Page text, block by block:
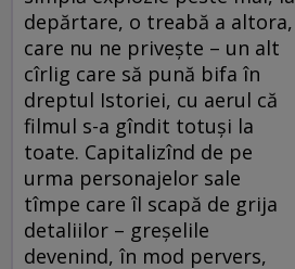
depărtare, o treabă a altora,
care nu ne privește – un alt
cîrlig care să pună bifa în
dreptul Istoriei, cu aerul că
filmul s-a gîndit totuși la
toate. Capitalizînd de pe
urma personajelor sale
tîmpe care îl scapă de grija
detaliilor – greșelile
devenind, în mod pervers,